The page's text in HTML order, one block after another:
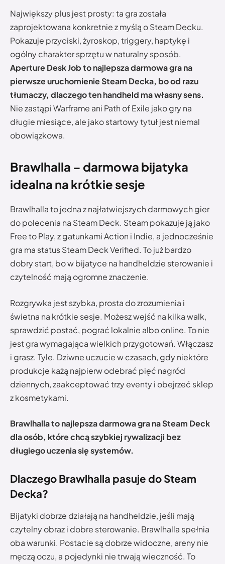
Największy plus jest prosty: ta gra została
zaprojektowana konkretnie z myślą o Steam Decku.
Pokazuje przyciski, żyroskop, triggery, haptykę i
ogólny charakter sprzętu w naturalny sposób.
Aperture Desk Job to najlepsza darmowa gra na
pierwsze uruchomienie Steam Decka, bo od razu
tłumaczy, dlaczego ten handheld ma własny sens.
Nie zastąpi Warframe ani Path of Exile jako gry na
długie miesiące, ale jako startowy tytuł jest niemal
obowiązkowa.
Brawlhalla – darmowa bijatyka
idealna na krótkie sesje
Brawlhalla to jedna z najłatwiejszych darmowych gier
do polecenia na Steam Deck. Steam pokazuje ją jako
Free to Play, z gatunkami Action i Indie, a jednocześnie
gra ma status Steam Deck Verified. To już bardzo
dobry start, bo w bijatyce na handheldzie sterowanie i
czytelność mają ogromne znaczenie.
Rozgrywka jest szybka, prosta do zrozumienia i
świetna na krótkie sesje. Możesz wejść na kilka walk,
sprawdzić postać, pograć lokalnie albo online. To nie
jest gra wymagająca wielkich przygotowań. Włączasz
i grasz. Tyle. Dziwne uczucie w czasach, gdy niektóre
produkcje każą najpierw odebrać pięć nagród
dziennych, zaakceptować trzy eventy i obejrzeć sklep
z kosmetykami.
Brawlhalla to najlepsza darmowa gra na Steam Deck
dla osób, które chcą szybkiej rywalizacji bez
długiego uczenia się systemów.
Dlaczego Brawlhalla pasuje do Steam
Decka?
Bijatyki dobrze działają na handheldzie, jeśli mają
czytelny obraz i dobre sterowanie. Brawlhalla spełnia
oba warunki. Postacie są dobrze widoczne, areny nie
męczą oczu, a pojedynki nie trwają wieczność. To